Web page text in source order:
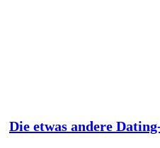
Die etwas andere